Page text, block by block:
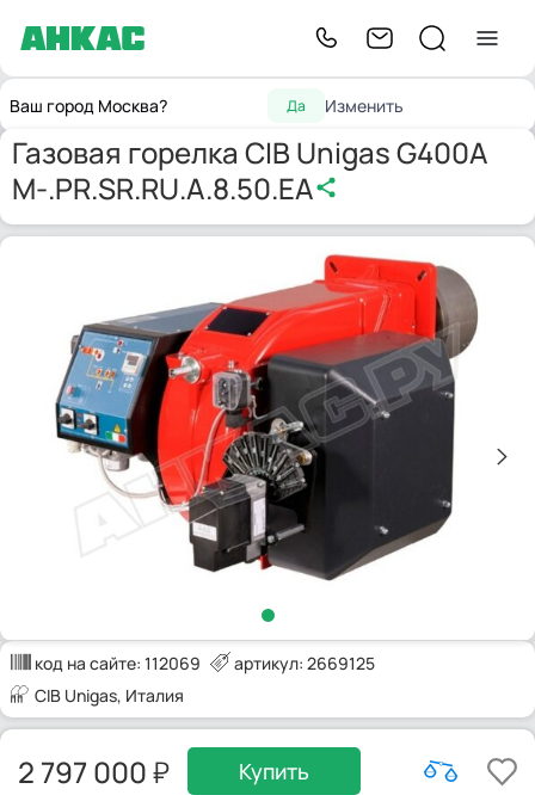
Ваш город Москва? Да Изменить
Главнаяотопления
M-.PR.SR.RU.A.8.50.EA
Газовая горелка CIB Unigas G400A
M-.PR.SR.RU.A.8.50.EA
код на сайте: 112069
артикул: 2669125
CIB Unigas, Италия
2 797 000 Купить